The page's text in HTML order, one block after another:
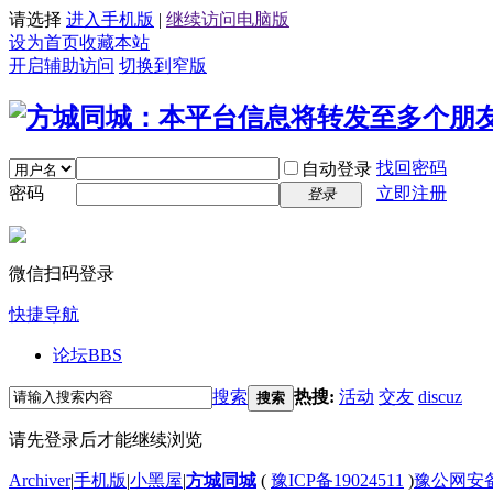
请选择 进入手机版 | 继续访问电脑版
设为首页收藏本站
开启辅助访问 切换到窄版
自动登录 找回密码
密码
登录 立即注册
微信扫码登录
快捷导航
论坛BBS
搜索 搜索 热搜: 活动 交友 discuz
请先登录后才能继续浏览
Archiver|手机版|小黑屋|方城同城 ( 豫ICP备19024511 )豫公网安